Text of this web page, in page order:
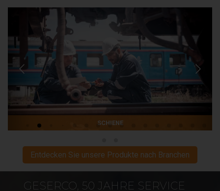
HANDELSSCHIFFFAHRT
Entdecken Sie unsere Produkte nach Branchen
GESERCO, 50 JAHRE SERVICE